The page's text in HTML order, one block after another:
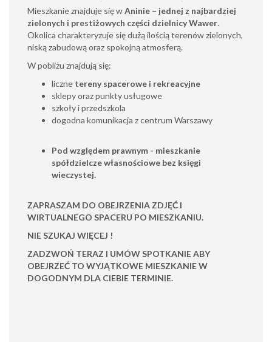
Mieszkanie znajduje się wAninie – jednej z najbardziej
zielonych i prestiżowych części dzielnicy Wawer.
Okolica charakteryzuje się dużą ilością terenów zielonych,
niską zabudową oraz spokojną atmosferą.
W pobliżu znajdują się:
liczne tereny spacerowe i rekreacyjne
sklepy oraz punkty usługowe
szkoły i przedszkola
dogodna komunikacja z centrum Warszawy
Pod względem prawnym - mieszkanie
spółdzielcze własnościowe bez księgi
wieczystej.
ZAPRASZAM DO OBEJRZENIA ZDJĘĆ I
WIRTUALNEGO SPACERU PO MIESZKANIU.
NIE SZUKAJ WIĘCEJ !
ZADZWOŃ TERAZ I UMÓW SPOTKANIE ABY
OBEJRZEĆ TO WYJĄTKOWE MIESZKANIE W
DOGODNYM DLA CIEBIE TERMINIE.